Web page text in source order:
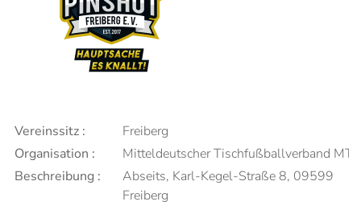
Vereinssitz :
Freiberg
Organisation :
Mitteldeutscher Tischfußballverband
Beschreibung :
Abseits, Karl-Kegel-Straße 8, 09599
Freiberg